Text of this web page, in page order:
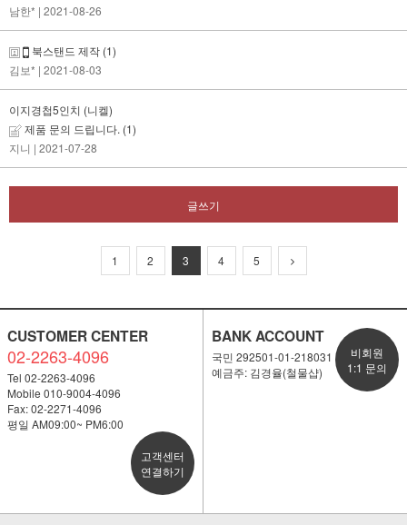
남한* | 2021-08-26
북스탠드 제작 (1)
김보* | 2021-08-03
이지경첩5인치 (니켈)
제품 문의 드립니다. (1)
지니 | 2021-07-28
글쓰기
1 2 3 4 5
CUSTOMER CENTER
02-2263-4096
Tel 02-2263-4096
Mobile 010-9004-4096
Fax: 02-2271-4096
평일 AM09:00~ PM6:00
고객센터
연결하기
BANK ACCOUNT
국민 292501-01-218031
예금주: 김경율(철물샵)
비회원
1:1 문의